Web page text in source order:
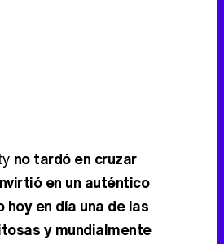
no tardó en cruzar
en un auténtico
hoy en día una de las
y mundialmente